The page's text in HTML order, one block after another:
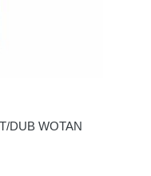
DUB WOTAN